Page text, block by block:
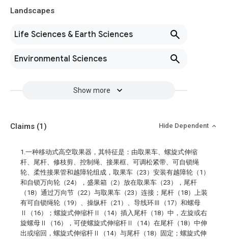
Landscapes
Life Sciences & Earth Sciences
Environmental Sciences
Show more
Claims (1) Hide Dependent
1.一种移动式高空取果器，其特征是：由取果车、螺旋式伸缩
杆、尾杆、修枝剪、控制绳、接果框、可调松紧带、可自锁绳
轮、柔性接果管和越障轮组成，取果车（23）安装有越障轮（1）
和自锁万向轮（24），盛果箱（2）放在取果车（23），尾杆
（18）通过万向节（22）与取果车（23）连接；尾杆（18）上装
有可自锁绳轮（19）、操纵杆（21）、导线环Ⅲ（17）和螺母
Ⅱ（16）；螺旋式伸缩杆Ⅱ（14）插入尾杆（18）中，左旋或右
旋螺母Ⅱ（16），可使螺旋式伸缩杆Ⅱ（14）在尾杆（18）中伸
出或缩回，螺旋式伸缩杆Ⅱ（14）与尾杆（18）固定；螺旋式伸